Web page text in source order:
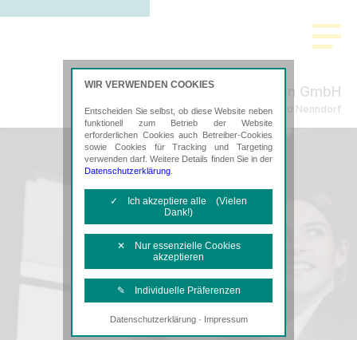
Bahe & Kollegen GmbH
Steuerberatung in Bad Nenndorf
WIR VERWENDEN COOKIES
Entscheiden Sie selbst, ob diese Website neben
funktionell zum Betrieb der Website
erforderlichen Cookies auch Betreiber-Cookies
sowie Cookies für Tracking und Targeting
verwenden darf. Weitere Details finden Sie in der
Datenschutzerklärung
✓ Ich akzeptiere alle (Vielen
Dank!)
✕ Nur essenzielle Cookies
akzeptieren
✎ Individuelle Präferenzen
Notwendige Cookies
Datenschutzerklärung· Impressum